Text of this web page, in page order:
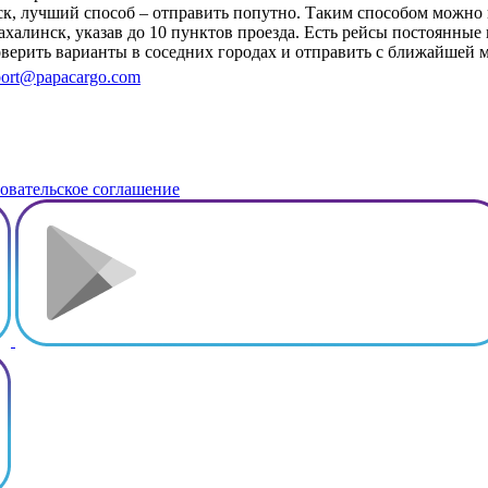
лучший способ – отправить попутно. Таким способом
указав до 10 пунктов проезда. Есть рейсы
варианты в соседних городах и отправить с ближайшей
соглашение